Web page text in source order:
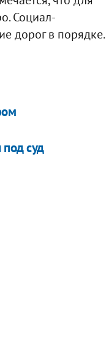
Социал-
дорог в порядке.
под суд